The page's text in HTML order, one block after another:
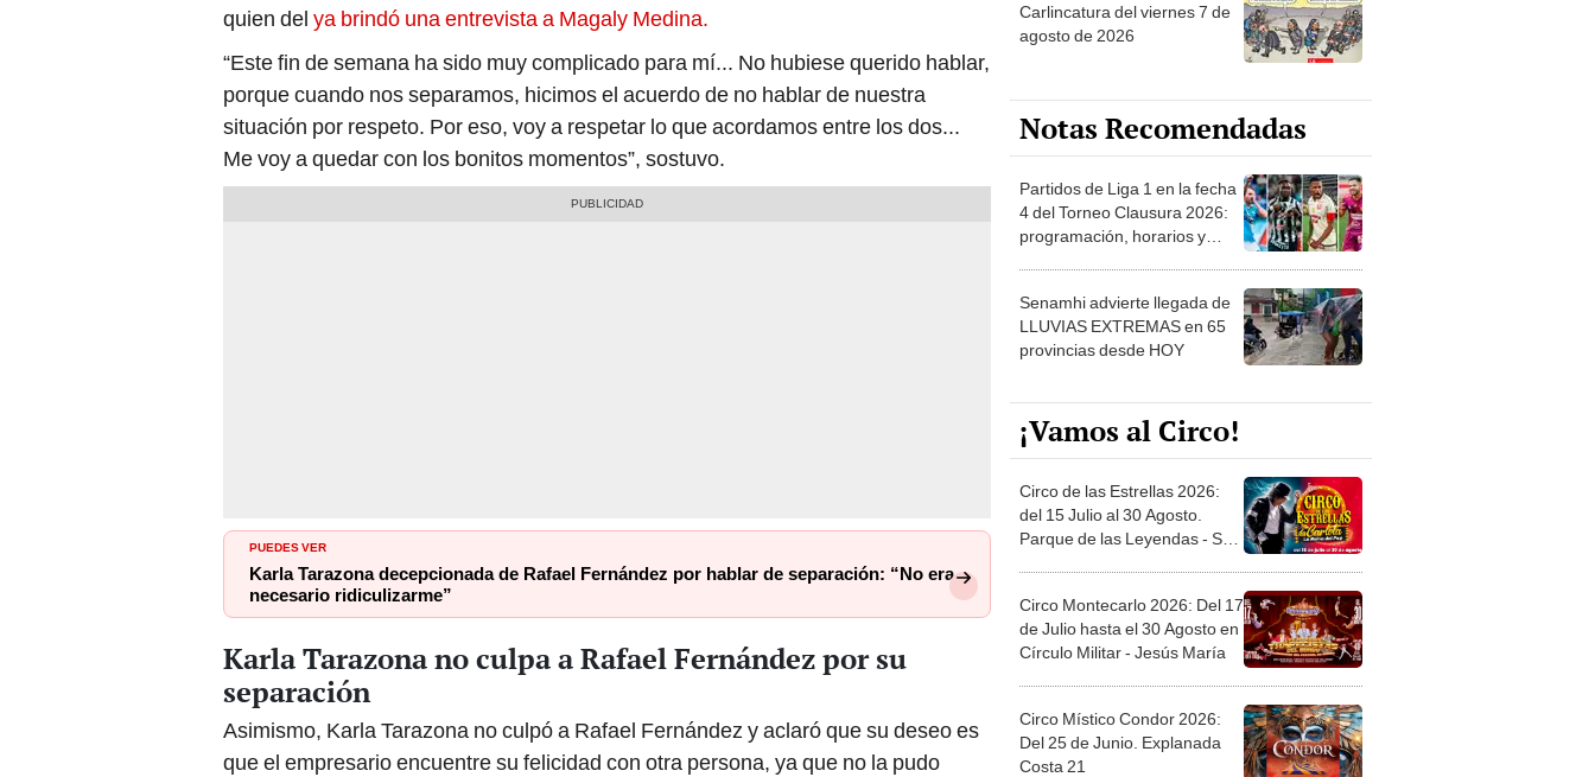
quien del ya brindó una entrevista a Magaly Medina.
“Este fin de semana ha sido muy complicado para mí... No hubiese querido hablar,
porque cuando nos separamos, hicimos el acuerdo de no hablar de nuestra
situación por respeto. Por eso, voy a respetar lo que acordamos entre los dos...
Me voy a quedar con los bonitos momentos”, sostuvo.
PUEDES VER
Karla Tarazona decepcionada de Rafael Fernández por hablar de separación: “No era
necesario ridiculizarme”
Karla Tarazona no culpa a Rafael Fernández por su
separación
Asimismo, Karla Tarazona no culpó a Rafael Fernández y aclaró que su deseo es
que el empresario encuentre su felicidad con otra persona, ya que no la pudo
Carlincatura del viernes 7 de
agosto de 2026
Notas Recomendadas
Partidos de Liga 1 en la fecha
4 del Torneo Clausura 2026:
programación, horarios y
Senamhi advierte llegada de
LLUVIAS EXTREMAS en 65
provincias desde HOY
¡Vamos al Circo!
Circo de las Estrellas 2026:
del 15 Julio al 30 Agosto.
Parque de las Leyendas - San
Circo Montecarlo 2026: Del 17
de Julio hasta el 30 Agosto en
Círculo Militar - Jesús María
Circo Místico Condor 2026:
Del 25 de Junio. Explanada
Costa 21